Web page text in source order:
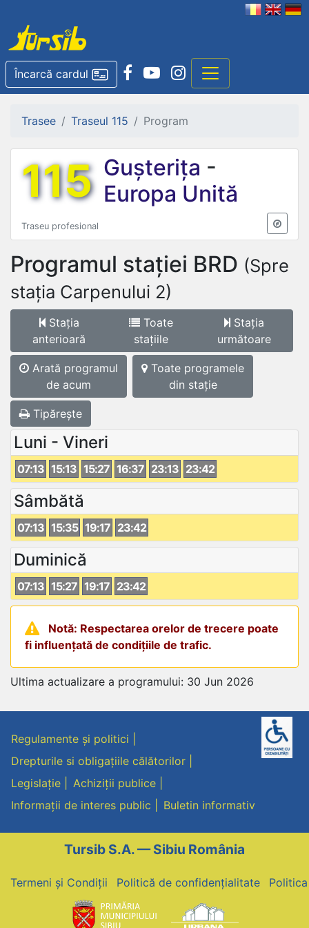
Încarcă cardul
Trasee Traseul 115 Program
115 Gușterița -
Europa Unită
Traseu profesional
Programul stației BRD (Spre
stația Carpenului 2)
Stația
anterioară
Toate
stațiile
Stația
următoare
Arată programul
de acum
Toate programele
din stație
Tipărește
Luni - Vineri
07:13 15:13 15:27 16:37 23:13 23:42
Sâmbătă
07:13 15:35 19:17 23:42
Duminică
07:13 15:27 19:17 23:42
Notă: Respectarea orelor de trecere poate
fi influențată de condițiile de trafic.
Ultima actualizare a programului: 30 Jun 2026
Regulamente și politici
Drepturile si obligațiile călătorilor
Legislație
Achiziții publice
Informații de interes public
Buletin informativ
Tursib S.A. — Sibiu România
Termeni și Condiții Politică de confidențialitate